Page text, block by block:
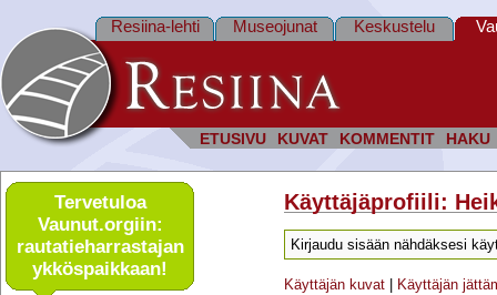
ETUSIVU KUVAT KOMMENTIT HAKU
Resiina-lehti Museojunat Keskustelu
Tervetuloa
Vaunut.orgiin:
rautatie­harrastajan
ykkös­paikkaan!
Käyttäjäprofiili:
Kirjaudu sisään nähdäksesi
Käyttäjän kuvat Käyttäjän